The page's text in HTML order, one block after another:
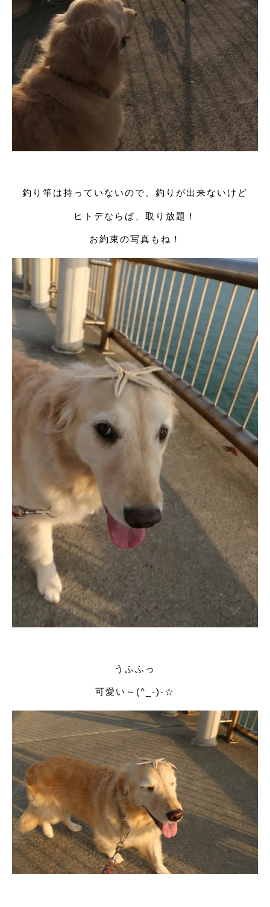
釣り竿は持っていないので、釣りが出来ないけど
ヒトデならば、取り放題！
お約束の写真もね！
うふふっ
可愛い～(^_-)-☆